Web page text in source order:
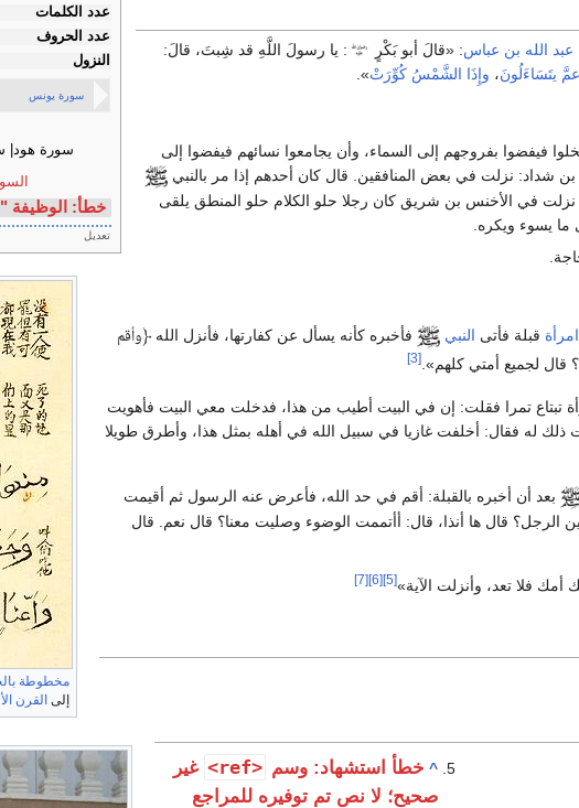
عدد الكلمات
عدد الحروف
النزول
سورة يونس
سورة هود|
خطأ: الوظيفة "simplePortal" غير موجودة.
تعديل
مخطوطة
إلى القرن
عبد الله بن عباس:«قالَ أبو بَكْرٍ
: يا رسولَ اللَّهِ قد شِبتَ، قالَ:
يتَسَاءَلُونَ، وإِذَا الشَّمْسُ كُوِّرَتْ»
فيفضوا بفروجهم إلى السماء، وأن يجامعوا نسائهم فيفضوا إلى
بن شداد: نزلت في بعض المنافقين. قال كان أحدهم إذا مر بالنبي
نزلت في الأخنس بن شريق كان رجلا حلو الكلام حلو المنطق يلقى
يسوء ويكره.
امرأة قبلة فأتى النبي فأخبره كأنه يسأل عن كفارتها، فأنزل الله ﴿وأقم
قال لجميع أمتي كلهم» [3]
تبتاع تمرا فقلت: إن في البيت أطيب من هذا، فدخلت معي البيت فأهويت
ذلك له فقال: أخلفت غازيا في سبيل الله في أهله بمثل هذا، وأطرق طويلا
بعد أن أخبره بالقبلة: أقم في حد الله، فأعرض عنه الرسول ثم أقيمت
الرجل؟ قال ها أنذا، قال: أأتممت الوضوء وصليت معنا؟ قال نعم. قال
فلا تعد، وأنزلت الآية»[5]
[6]
[7]
^ خطأ استشهاد: وسم <ref>
غير
صحيح؛ لا نص تم توفيره للمراجع